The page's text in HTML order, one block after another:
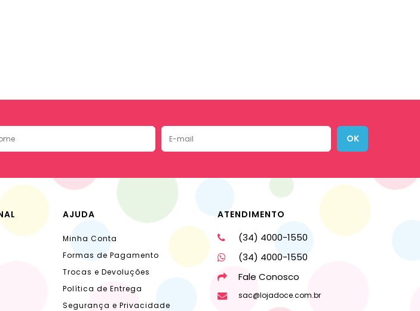
OK
AJUDA
Minha Conta
Formas de Pagamento
Trocas e Devoluções
Política de Entrega
Segurança e Privacidade
ATENDIMENTO
(34) 4000-1550
(34) 4000-1550
Fale Conosco
sac@lojadoce.com.br